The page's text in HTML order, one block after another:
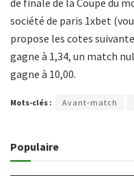
de finale de la Coupe du
société de paris 1xbet
propose les cotes
gagne à 1,34, un match
gagne à 10,00.
Mots-clés : Avant-match
Populaire